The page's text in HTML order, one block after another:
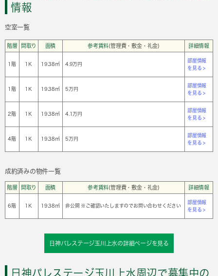
情報
空室一覧
階層 間取り 面積 参考賃料(管理費・敷金・礼金) 詳細情報
1階 1Ｋ 19.38㎡ 4.9万円
部屋情報
を見る >
1階 1Ｋ 19.38㎡ 5万円
部屋情報
を見る >
2階 1Ｋ 19.38㎡ 4.1万円
部屋情報
を見る >
4階 1Ｋ 19.38㎡ 5万円
部屋情報
を見る >
成約済みの物件一覧
階層 間取り 面積 参考賃料(管理費・敷金・礼金) 詳細情報
6階 1Ｋ 19.38㎡ 非公開 ※ご確認いたしますのでお問い合わせください
部屋情報
を見る >
日神パレステージ玉川上水の詳細ページを見る
日神パレステージ玉川上水周辺で募集中の